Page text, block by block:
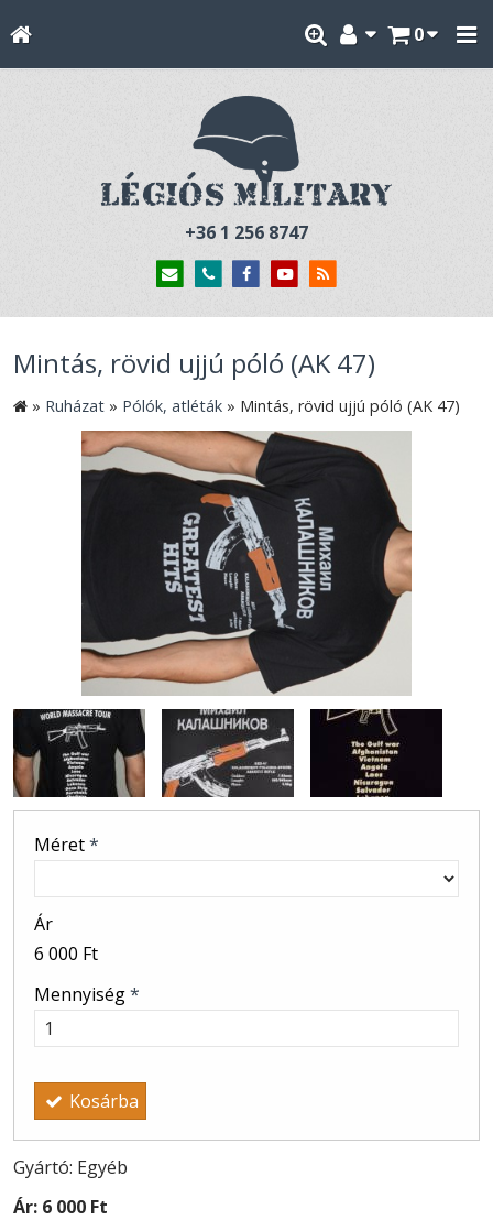
0
+36 1 256 8747
Mintás, rövid ujjú póló (AK 47)
» Ruházat » Pólók, atléták » Mintás, rövid ujjú póló (AK 47)
Méret*
Ár
6 000 Ft
Mennyiség*
Kosárba
Gyártó: Egyéb
Ár: 6 000 Ft